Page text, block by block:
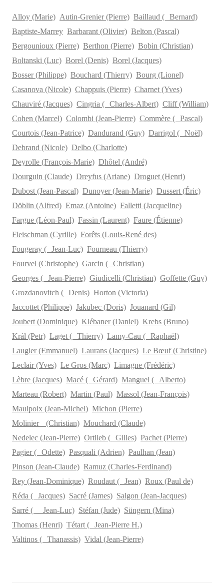
Alloy (Marie) Autin-Grenier (Pierre) Baillaud ( Bernard)
Baptiste-Marrey Barbarant (Olivier) Belton (Pascal)
Bergounioux (Pierre) Berthon (Pierre) Bobin (Christian)
Boltanski (Luc) Borel (Denis) Borel (Jacques)
Bosser (Philippe) Bouchard (Thierry) Bourg (Lionel)
Casanova (Nicole) Chappuis (Pierre) Charnet (Yves)
Chauviré (Jacques) Cingria ( Charles-Albert) Cliff (William)
Cohen (Marcel) Colombi (Jean-Pierre) Commère ( Pascal)
Courtois (Jean-Patrice) Dandurand (Guy) Darrigol ( Noël)
Debrand (Nicole) Delbo (Charlotte)
Deyrolle (François-Marie) Dhôtel (André)
Dourguin (Claude) Dreyfus (Ariane) Droguet (Henri)
Dubost (Jean-Pascal) Dunoyer (Jean-Marie) Dussert (Éric)
Döblin (Alfred) Emaz (Antoine) Falletti (Jacqueline)
Fargue (Léon-Paul) Fassin (Laurent) Faure (Étienne)
Fleischman (Cyrille) Forêts (Louis-René des)
Fougeray ( Jean-Luc) Fourneau (Thierry)
Fourvel (Christophe) Garcin ( Christian)
Georges ( Jean-Pierre) Giudicelli (Christian) Goffette (Guy)
Grozdanovitch ( Denis) Horton (Victoria)
Jaccottet (Philippe) Jakubec (Doris) Jouanard (Gil)
Joubert (Dominique) Klébaner (Daniel) Krebs (Bruno)
Král (Petr) Laget ( Thierry) Lamy-Cau ( Raphaël)
Laugier (Emmanuel) Laurans (Jacques) Le Bœuf (Christine)
Leclair (Yves) Le Gros (Marc) Limagne (Frédéric)
Lèbre (Jacques) Macé ( Gérard) Manguel ( Alberto)
Marteau (Robert) Martin (Paul) Massol (Jean-François)
Maulpoix (Jean-Michel) Michon (Pierre)
Molinier (Christian) Mouchard (Claude)
Nedelec (Jean-Pierre) Ortlieb ( Gilles) Pachet (Pierre)
Pagier ( Odette) Pasquali (Adrien) Paulhan (Jean)
Pinson (Jean-Claude) Ramuz (Charles-Ferdinand)
Rey (Jean-Dominique) Roudaut ( Jean) Roux (Paul de)
Réda ( Jacques) Sacré (James) Salgon (Jean-Jacques)
Sarré ( Jean-Luc) Stéfan (Jude) Süngern (Mina)
Thomas (Henri) Tétart ( Jean-Pierre H.)
Valtinos ( Thanassis) Vidal (Jean-Pierre)